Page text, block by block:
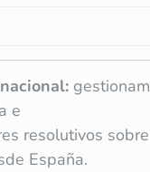
e
resolutivos
España.